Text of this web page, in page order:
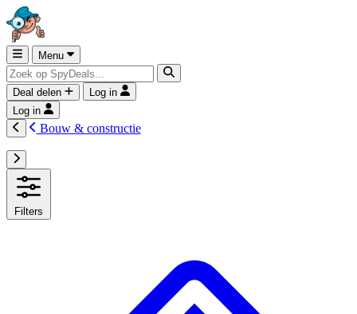
Menu
Deal delen
Log in
Log in
Bouw & constructie
Filters